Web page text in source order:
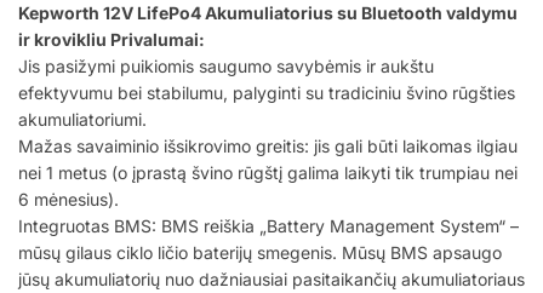
Kepworth 12V LifePo4 Akumuliatorius su Bluetooth valdymu
ir krovikliu Privalumai:
Jis pasižymi puikiomis saugumo savybėmis ir aukštu
efektyvumu bei stabilumu, palyginti su tradiciniu švino rūgšties
akumuliatoriumi.
Mažas savaiminio išsikrovimo greitis: jis gali būti laikomas ilgiau
nei 1 metus (o įprastą švino rūgštį galima laikyti tik trumpiau nei
6 mėnesius).
Integruotas BMS: BMS reiškia „Battery Management System“ –
mūsų gilaus ciklo ličio baterijų smegenis. Mūsų BMS apsaugo
jūsų akumuliatorių nuo dažniausiai pasitaikančių akumuliatoriaus